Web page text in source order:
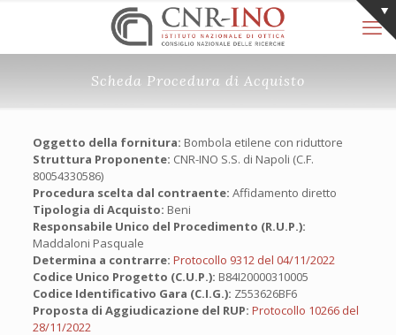
Scheda Procedura di Acquisto
Oggetto della fornitura: Bombola etilene con riduttore
Struttura Proponente: CNR-INO S.S. di Napoli (C.F.
80054330586)
Procedura scelta dal contraente: Affidamento diretto
Tipologia di Acquisto: Beni
Responsabile Unico del Procedimento (R.U.P.):
Maddaloni Pasquale
Determina a contrarre: Protocollo 9312 del 04/11/2022
Codice Unico Progetto (C.U.P.): B84I20000310005
Codice Identificativo Gara (C.I.G.): Z553626BF6
Proposta di Aggiudicazione del RUP: Protocollo 10266 del
28/11/2022